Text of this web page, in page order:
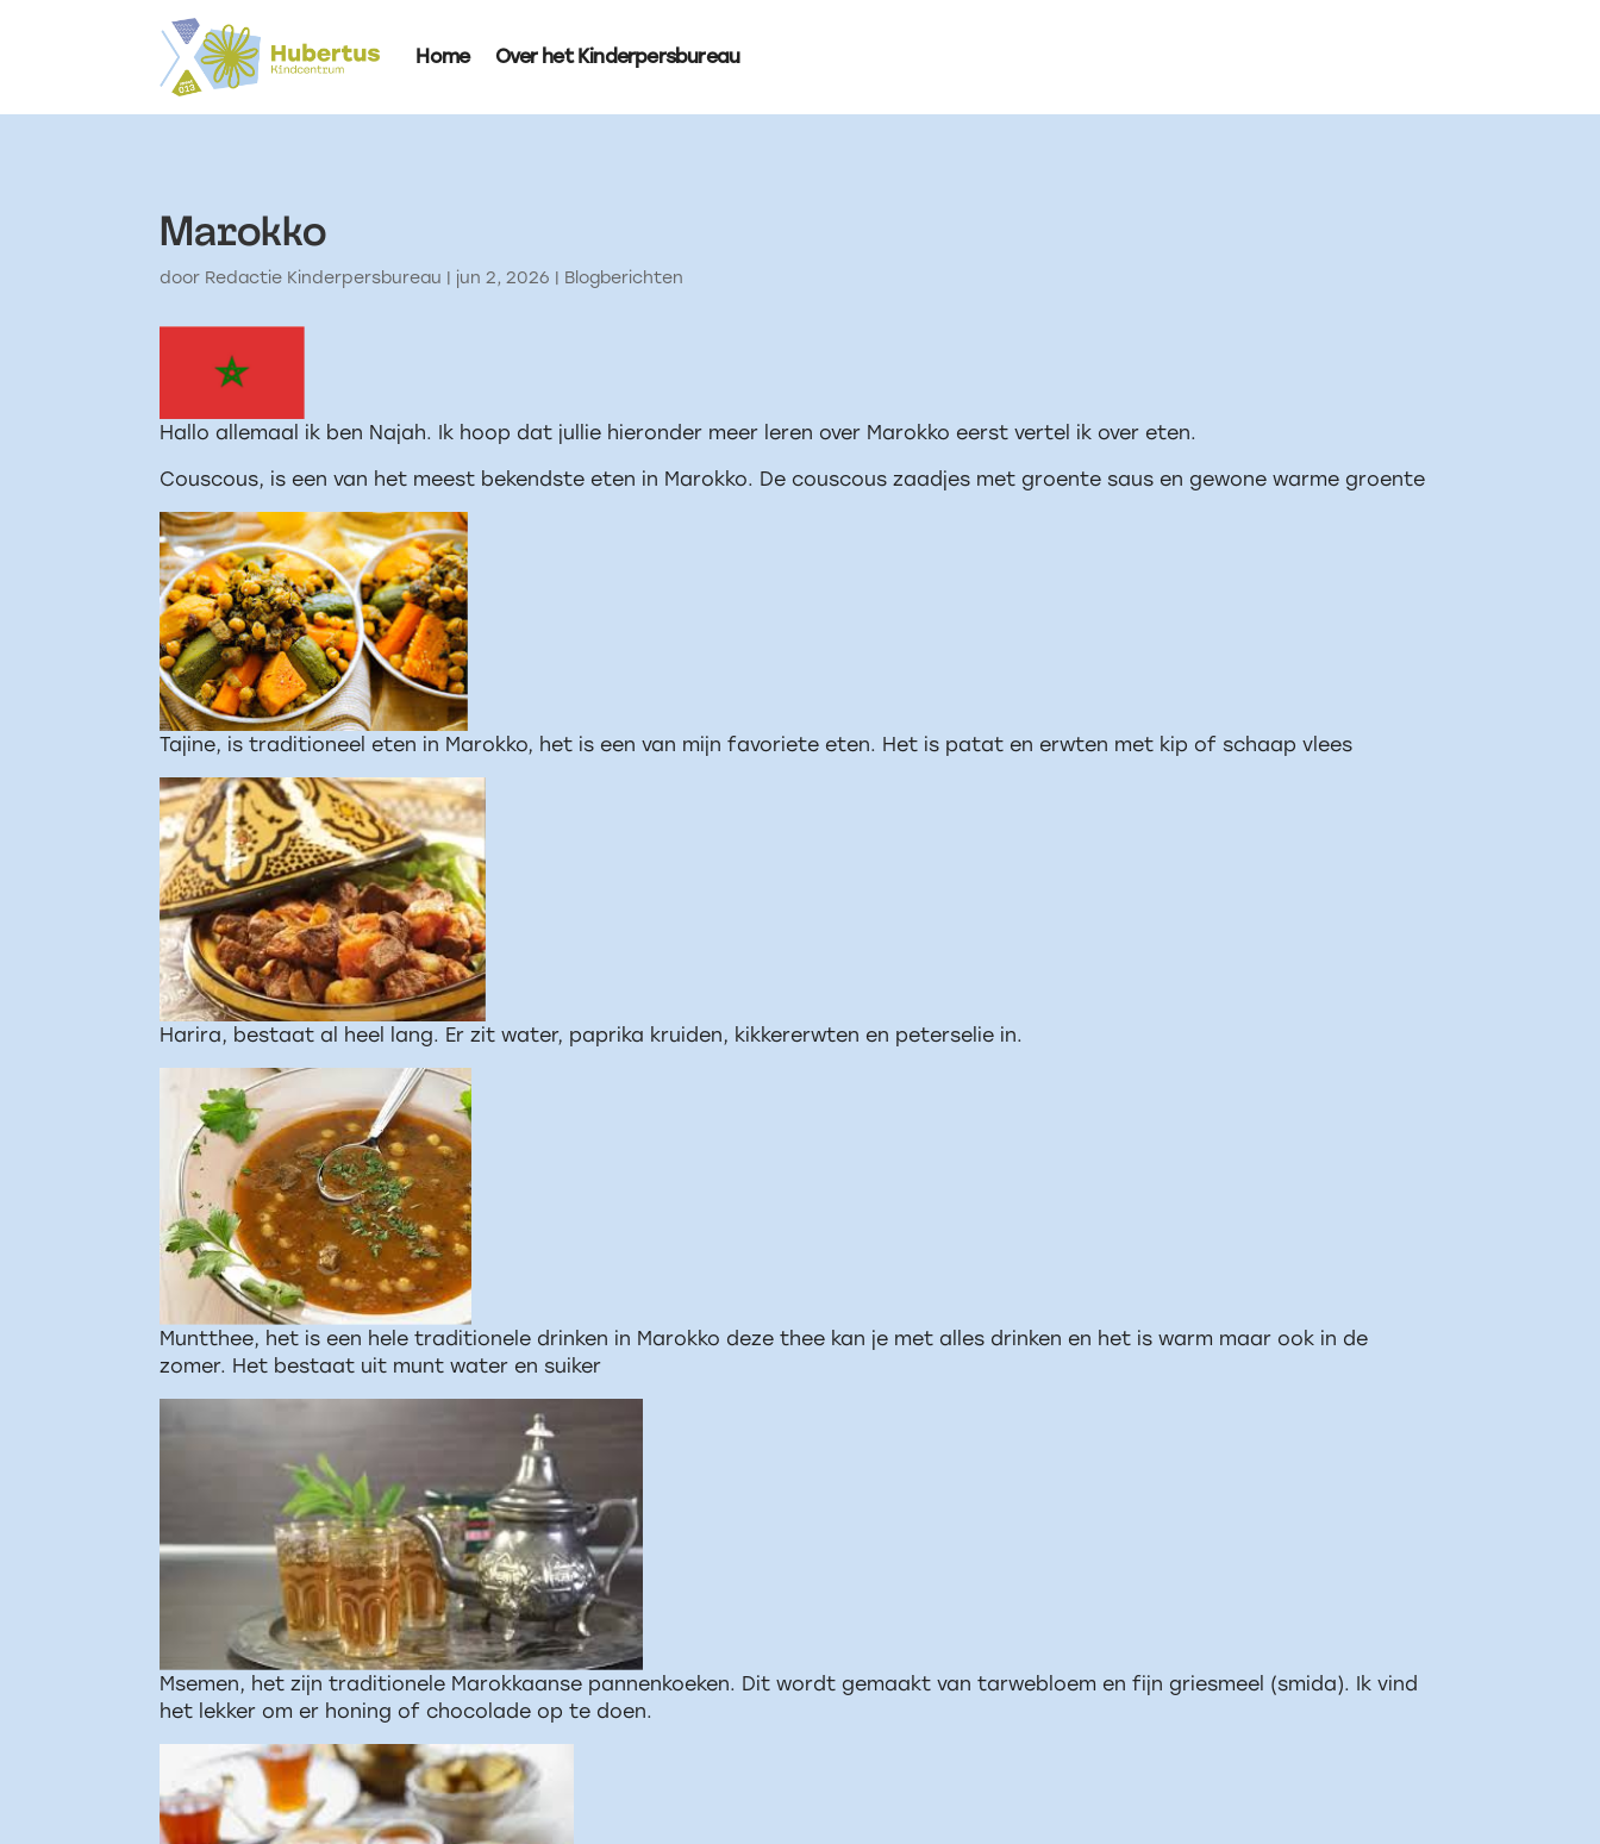
Home Over het Kinderpersbureau
Marokko
door Redactie Kinderpersbureau | jun 2, 2026 | Blogberichten
Hallo allemaal ik ben Najah. Ik hoop dat jullie hieronder meer leren over Marokko eerst vertel ik over eten.
Couscous, is een van het meest bekendste eten in Marokko. De couscous zaadjes met groente saus en gewone warme groente
Tajine, is traditioneel eten in Marokko, het is een van mijn favoriete eten. Het is patat en erwten met kip of schaap vlees
Harira, bestaat al heel lang. Er zit water, paprika kruiden, kikkererwten en peterselie in.
Muntthee, het is een hele traditionele drinken in Marokko deze thee kan je met alles drinken en het is warm maar ook in de
zomer. Het bestaat uit munt water en suiker
Msemen, het zijn traditionele Marokkaanse pannenkoeken. Dit wordt gemaakt van tarwebloem en fijn griesmeel (smida). Ik vind
het lekker om er honing of chocolade op te doen.